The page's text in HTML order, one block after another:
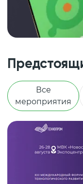
Все
мероприятия